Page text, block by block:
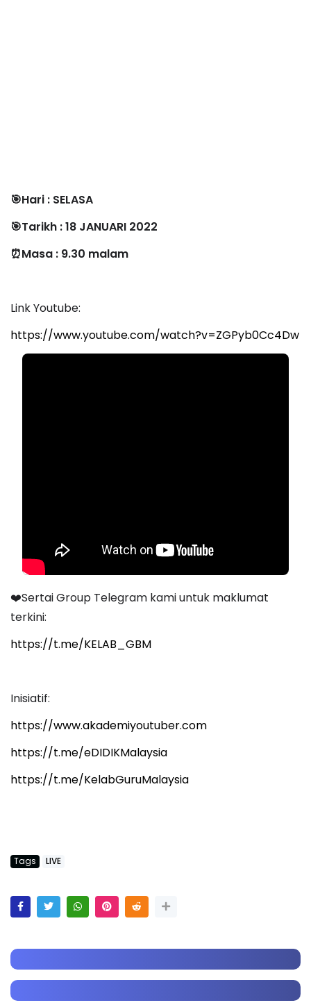
🎯Hari : SELASA
🎯Tarikh : 18 JANUARI 2022
⏰Masa : 9.30 malam
Link Youtube:
https://www.youtube.com/watch?v=ZGPyb0Cc4Dw
❤️Sertai Group Telegram kami untuk maklumat
terkini:
https://t.me/KELAB_GBM
Inisiatif:
https://www.akademiyoutuber.com
https://t.me/eDIDIKMalaysia
https://t.me/KelabGuruMalaysia
Tags LIVE